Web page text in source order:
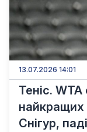
13.07.2026 14:01
Теніс.
найкращих
Снігур,